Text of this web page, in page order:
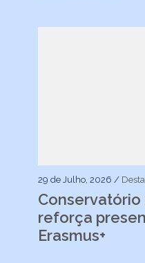
29 de Julho, 2026 /
Conservatório
reforça
Erasmus+